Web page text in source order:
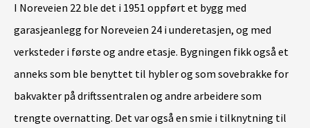
I Noreveien 22 ble det i 1951 oppført et bygg med
garasjeanlegg for Noreveien 24 i underetasjen, og med
verksteder i første og andre etasje. Bygningen fikk også et
anneks som ble benyttet til hybler og som sovebrakke for
bakvakter på driftssentralen og andre arbeidere som
trengte overnatting. Det var også en smie i tilknytning til